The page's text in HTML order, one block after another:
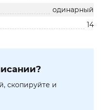
одинарный
14
скопируйте и